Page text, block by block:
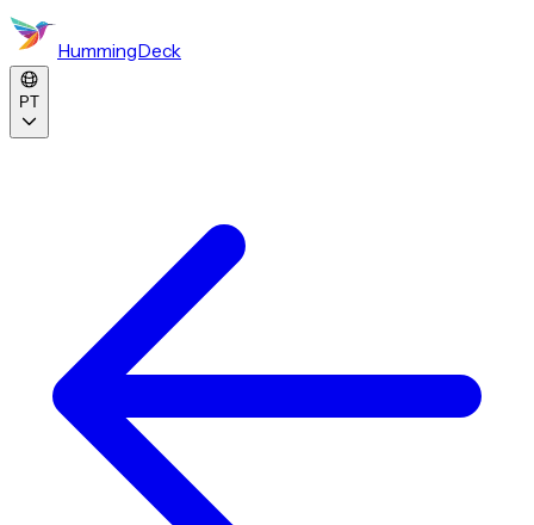
HummingDeck
PT